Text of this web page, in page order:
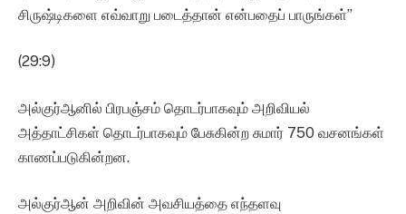
சிருஷ்டிகளை எவ்வாறு படைத்தான் என்பதைப் பாருங்கள்”
(29:9)
அல்குர்ஆனில் பிரபஞ்சம் தொடர்பாகவும் அறிவியல்
அத்தாட்சிகள் தொடர்பாகவும் பேசுகின்ற சுமார் 750 வசனங்கள்
காணப்படுகின்றன.
அல்குர்ஆன் அறிவின் அவசியத்தை எந்தளவு